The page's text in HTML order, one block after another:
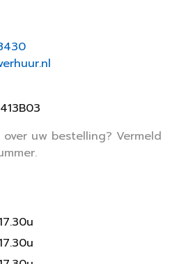
uw bestelling? Vermeld